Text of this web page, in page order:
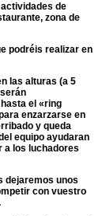
de
zona de
podréis realizar en
las alturas (a 5
el «ring
enzarzarse en
y queda
equipo ayudaran
a los luchadores
dejaremos unos
con vuestro